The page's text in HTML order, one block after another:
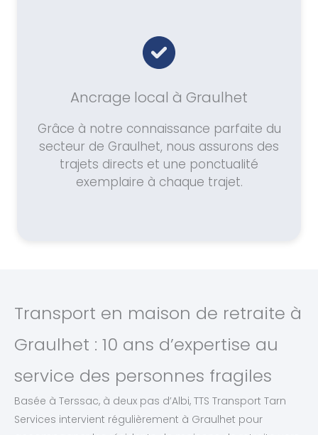
Ancrage local à Graulhet
Grâce à notre connaissance parfaite du
secteur de Graulhet, nous assurons des
trajets directs et une ponctualité
exemplaire à chaque trajet.
Transport en maison de retraite à
Graulhet : 10 ans d’expertise au
service des personnes fragiles
Basée à Terssac, à deux pas d’Albi, TTS Transport Tarn
Services intervient régulièrement à Graulhet pour